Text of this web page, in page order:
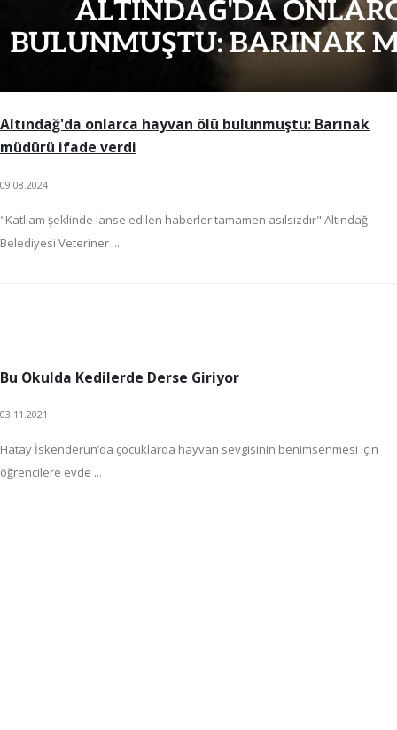
Altındağ'da onlarca hayvan ölü bulunmuştu: Barınak
müdürü ifade verdi
09.08.2024
"Katliam şeklinde lanse edilen haberler tamamen asılsızdır" Altındağ
Belediyesi Veteriner ...
Bu Okulda Kedilerde Derse Giriyor
03.11.2021
Hatay İskenderun’da çocuklarda hayvan sevgisinin benimsenmesi için
öğrencilere evde ...